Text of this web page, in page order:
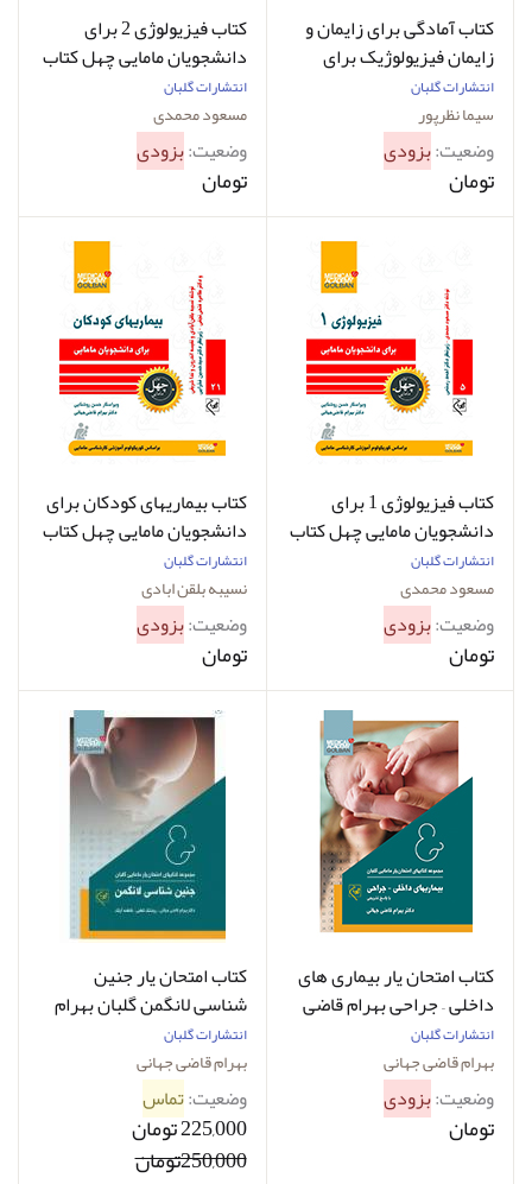
کتاب آمادگی برای زایمان و
زایمان فیزیولوژیک برای
دانشجویان مامایی چهل کتاب
مامایی 28 سیما نظرپور
انتشارات گلبان
سیما نظرپور
وضعیت:بزودی
تومان
کتاب فیزیولوژی 2 برای
دانشجویان مامایی چهل کتاب
مامایی 6 مسعود محمدی
انتشارات گلبان
مسعود محمدی
وضعیت:بزودی
تومان
کتاب فیزیولوژی 1 برای
دانشجویان مامایی چهل کتاب
مامایی 5 مسعود محمدی
انتشارات گلبان
مسعود محمدی
وضعیت:بزودی
تومان
کتاب بیماریهای کودکان برای
دانشجویان مامایی چهل کتاب
مامایی 21 نسیبه بلقن آبادی
انتشارات گلبان
نسیبه بلقن ابادی
وضعیت:بزودی
تومان
کتاب امتحان یار بیماری‌ های
داخلی – جراحی بهرام قاضی
جهانی
انتشارات گلبان
بهرام قاضی جهانی
وضعیت:بزودی
تومان
کتاب امتحان‌ یار جنین‌
شناسی لانگمن گلبان بهرام
قاضی جهانی
انتشارات گلبان
بهرام قاضی جهانی
وضعیت:تماس
225,000 تومان
250,000تومان